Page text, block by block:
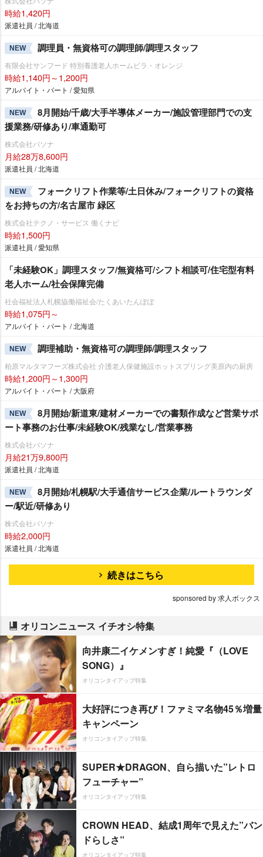
時給1,420円
派遣社員 / 北海道
NEW 調理員・無資格可の調理師/調理スタッフ
有限会社サンフード 特別養護老人ホームビラ・オレンジ
時給1,140円～1,200円
アルバイト・パート / 愛知県
NEW
8月開始/千歳/大手半導体メーカー/施設管理部門での支
援業務/研修あり/車通勤可
株式会社パソナ
月給28万8,600円
派遣社員 / 北海道
NEW
フォークリフト作業等/土日休み/フォークリフトの資格
をお持ちの方/名古屋市 緑区
株式会社テクノ・サービス 働くナビ
時給1,500円
派遣社員 / 愛知県
「未経験OK」調理スタッフ/無資格可/シフト相談可/住宅型有料
老人ホーム/社会保障完備
社会福祉法人札幌協働福祉会/たくあいたんぽぽ
時給1,075円～
アルバイト・パート / 北海道
NEW 調理補助・無資格可の調理師/調理スタッフ
柏原マルタマフーズ株式会社 介護老人保健施設ホットスプリング美原内の厨房
時給1,200円～1,300円
アルバイト・パート / 大阪府
NEW
8月開始/新道東/建材メーカーでの書類作成など営業サポ
ート事務のお仕事/未経験OK/残業なし/営業事務
株式会社パソナ
月給21万9,800円
派遣社員 / 北海道
NEW
8月開始/札幌駅/大手通信サービス企業/ルートラウンダ
ー/駅近/研修あり
株式会社パソナ
時給2,000円
派遣社員 / 北海道
続きはこちら
sponsored by 求人ボックス
オリコンニュース イチオシ特集
向井康二イケメンすぎ！純愛『（LOVE
SONG）』
オリコンタイアップ特集
大好評につき再び！ファミマ名物45％増量
キャンペーン
オリコンタイアップ特集
SUPER★DRAGON、自ら描いた”レトロ
フューチャー”
オリコンタイアップ特集
CROWN HEAD、結成1周年で見えた”バン
ドらしさ”
オリコンタイアップ特集